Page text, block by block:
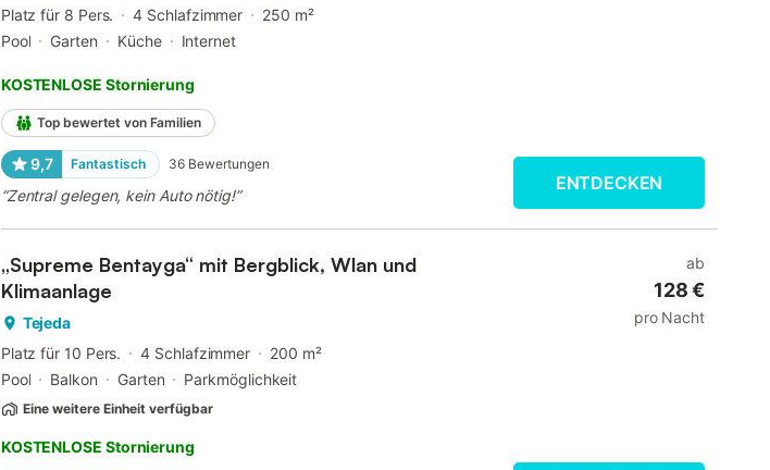
Platz für 8 Pers. 4 Schlafzimmer
250 m²
Pool
Garten Küche Internet
KOSTENLOSE Stornierung
Top bewertet von Familien
9,7 Fantastisch 36 Bewertungen
“Zentral gelegen, kein Auto nötig!”
ENTDECKEN
„Supreme Bentayga“ mit Bergblick, Wlan und
Klimaanlage
Tejeda
Platz für 10 Pers.
4 Schlafzimmer
200 m²
Pool
Balkon Garten Parkmöglichkeit
Eine weitere Einheit verfügbar
KOSTENLOSE Stornierung
ab
128 €
pro Nacht